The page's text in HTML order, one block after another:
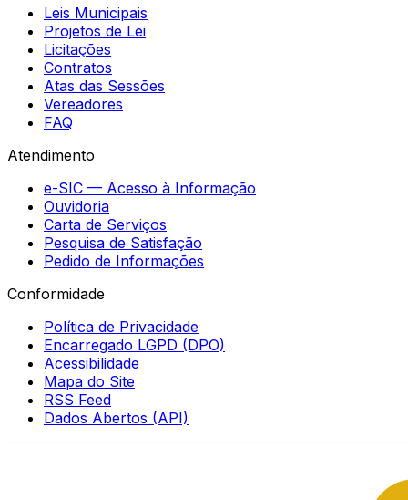
Leis Municipais
Projetos de Lei
Licitações
Contratos
Atas das Sessões
Vereadores
FAQ
Atendimento
e-SIC — Acesso à Informação
Ouvidoria
Carta de Serviços
Pesquisa de Satisfação
Pedido de Informações
Conformidade
Política de Privacidade
Encarregado LGPD (DPO)
Acessibilidade
Mapa do Site
RSS Feed
Dados Abertos (API)